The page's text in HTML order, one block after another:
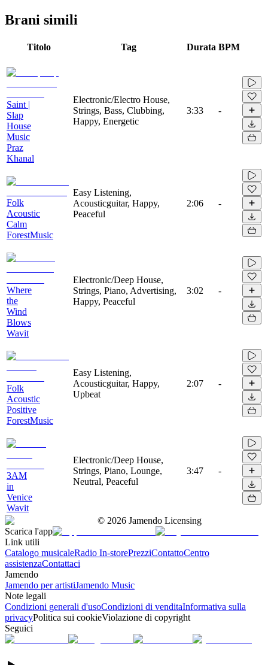
Brani simili
Titolo Tag Durata BPM
Saint |
Slap
House
Music
Praz
Khanal
Electronic/Electro House,
Strings, Bass, Clubbing,
Happy, Energetic
3:33 -
Folk
Acoustic
Calm
ForestMusic
Easy Listening,
Acousticguitar, Happy,
Peaceful
2:06 -
Where
the
Wind
Blows
Wavit
Electronic/Deep House,
Strings, Piano, Advertising,
Happy, Peaceful
3:02 -
Folk
Acoustic
Positive
ForestMusic
Easy Listening,
Acousticguitar, Happy,
Upbeat
2:07 -
3AM
in
Venice
Wavit
Electronic/Deep House,
Strings, Piano, Lounge,
Neutral, Peaceful
3:47 -
© 2026 Jamendo Licensing
Scarica l'app
Link utili
Catalogo musicaleRadio In-storePrezziContattoCentro
assistenzaContattaci
Jamendo
Jamendo per artistiJamendo Music
Note legali
Condizioni generali d'usoCondizioni di venditaInformativa sulla
privacyPolitica sui cookieViolazione di copyright
Seguici